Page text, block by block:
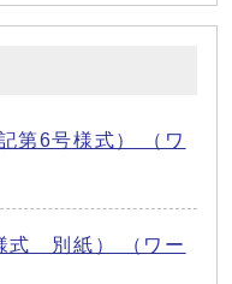
第6号様式） （ワ
式 別紙） （ワー